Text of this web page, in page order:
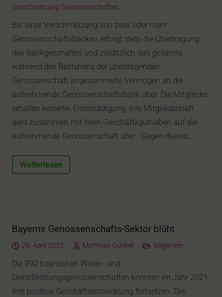
Verschmelzung Genossenschaften
Bei einer Verschmelzung von zwei oder mehr
Genossenschaftsbanken erfolgt stets die Übertragung
des Bankgeschäftes und zusätzlich das gesamte,
während des Bestehens der übertragenden
Genossenschaft angesammelte Vermögen an die
aufnehmende Genossenschaftsbank über. Die Mitglieder
erhalten keinerlei Entschädigung, ihre Mitgliedschaft
geht zusammen mit ihren Geschäftsguthaben auf die
aufnehmende Genossenschaft über. Gegen dieses…
Weiterlesen
Bayerns Genossenschafts-Sektor blüht
29. April 2022 Matthias Günkel Allgemein
Die 992 bayrischen Waren- und
Dienstleistungsgenossenschaften konnten im Jahr 2021
ihre positive Geschäftsentwicklung fortsetzen. Die